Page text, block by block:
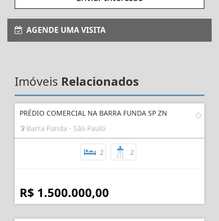
Enviar Interesse
ImóveisRelacionados
PRÉDIO COMERCIAL NA BARRA FUNDA SP ZN
2